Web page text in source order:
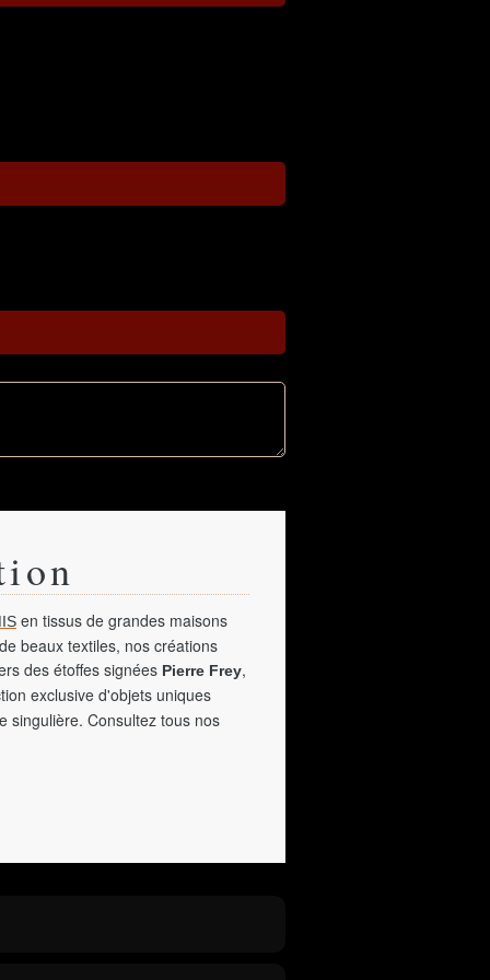
en tissus de grandes maisons
beaux textiles, nos créations
des étoffes signées Pierre Frey,
exclusive d'objets uniques
singulière. Consultez tous nos